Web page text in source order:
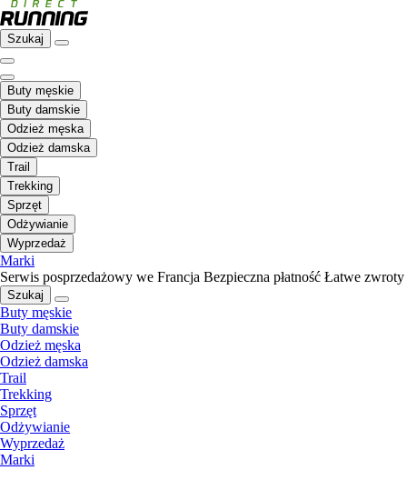
Szukaj
Buty męskie
Buty damskie
Odzież męska
Odzież damska
Trail
Trekking
Sprzęt
Odżywianie
Wyprzedaż
Marki
Serwis posprzedażowy we Francja Bezpieczna płatność Łatwe zwroty
Szukaj
Buty męskie
Buty damskie
Odzież męska
Odzież damska
Trail
Trekking
Sprzęt
Odżywianie
Wyprzedaż
Marki